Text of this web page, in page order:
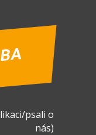
psali o
nás)